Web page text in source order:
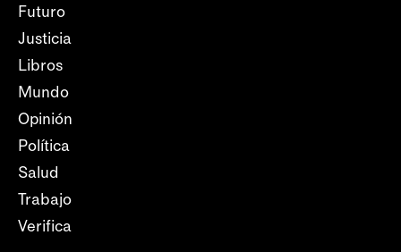
Futuro
Justicia
Libros
Mundo
Opinión
Política
Salud
Trabajo
Verifica